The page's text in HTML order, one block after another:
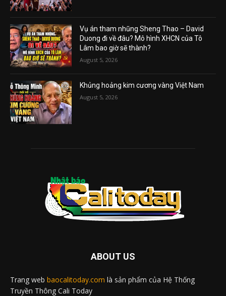
Vụ án tham nhũng Sheng Thao – David
Duong đi về đâu? Mô hình XHCN của Tô
Lâm bao giờ sẽ thành?
August 5, 2026
Khủng hoảng kim cương vàng Việt Nam
August 5, 2026
ABOUT US
Trang web baocalitoday.com là sản phẩm của Hệ Thống
Truyền Thông Cali Today